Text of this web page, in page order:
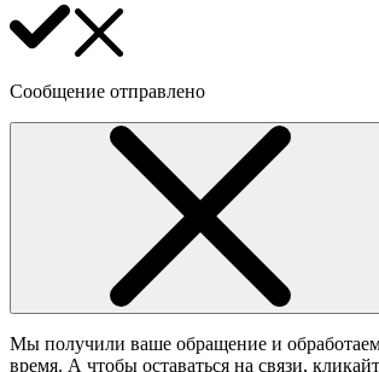
Сообщение отправлено
Мы получили ваше обращение и
время. А чтобы оставаться на связи,